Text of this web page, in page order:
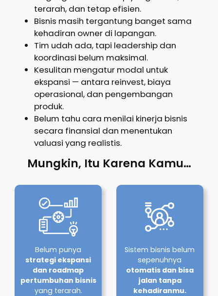
terarah, dan tetap efisien.
Bisnis masih tergantung banget sama
kehadiran owner di lapangan.
Tim udah ada, tapi leadership dan
koordinasi belum maksimal.
Kesulitan mengatur modal untuk
ekspansi — antara reinvest, biaya
operasional, dan pengembangan
produk.
Belum tahu cara menilai kinerja bisnis
secara finansial dan menentukan
valuasi yang realistis.
Mungkin, Itu Karena Kamu…
Belum punya
strategi ekspansi
dan roadmap
pertumbuhan bisnis
yang terarah.
Sistem bisnis belum
sepenuhnya
otomatis dan bisa
jalan tanpa
kehadiranmu.